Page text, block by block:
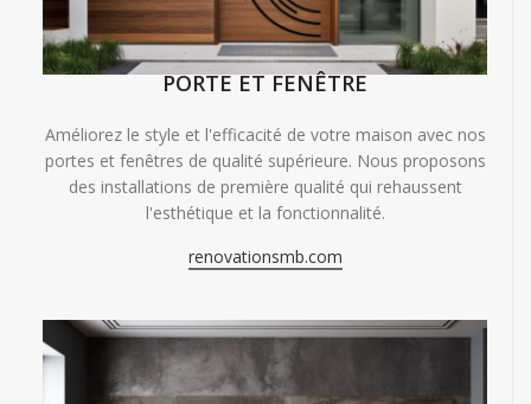
PORTE ET FENÊTRE
Améliorez le style et l'efficacité de votre maison avec nos
portes et fenêtres de qualité supérieure. Nous proposons
des installations de première qualité qui rehaussent
l'esthétique et la fonctionnalité.
renovationsmb.com